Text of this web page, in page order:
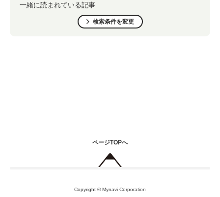
一緒に読まれている記事
検索条件を変更
ページTOPへ
Copyright © Mynavi Corporation